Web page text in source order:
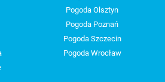
Pogoda Olsztyn
Pogoda Poznań
Pogoda Szczecin
Pogoda Wrocław